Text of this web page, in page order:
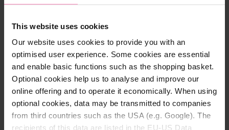
This website uses cookies
Our website uses cookies to provide you with an
optimised user experience. Some cookies are essential
and enable basic functions such as the shopping basket.
Optional cookies help us to analyse and improve our
online offering and to operate it economically. When using
optional cookies, data may be transmitted to companies
from third countries such as the USA (e.g. Google). The
recipients of this data are listed in the EU-US Data
Extrakten aus kontrolliert biologischem Anbau
Inhalt:
Duschgel 30 ml, Haar- und Körpershampoo